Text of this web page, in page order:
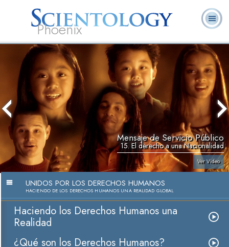
Phoenix
Acerca de
Nosotros
L. Ronald
Hubbard
¿Qué es
Scientology?
Ministros
Voluntarios
Preguntas
Frecuentes
Libros
Mensaje de Servicio Público
15. El derecho a una Nacionalidad
Ver Video
UNIDOS POR LOS DERECHOS HUMANOS
HACIENDO DE LOS DERECHOS HUMANOS UNA REALIDAD GLOBAL
Haciendo los Derechos Humanos una
Realidad
¿Qué son los Derechos Humanos?